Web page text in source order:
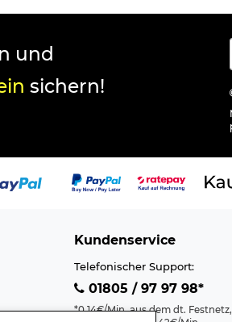
und
sichern!
Kundenservice
Telefonischer Support:
01805 / 97 97 98*
*0,14€/Min. aus dem dt. Festnetz,